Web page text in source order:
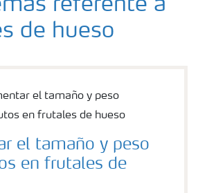
referente a
de hueso
el tamaño y peso
en frutales de